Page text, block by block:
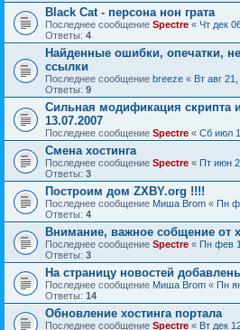
Black Cat - персона нон грата
Последнее сообщение Spectre « Чт дек
Ответы: 4
Найденные ошибки, опечатки,
ссылки
Последнее сообщение breeze « Вт авг
Ответы: 9
Сильная модификация скрипта
13.07.2007
Последнее сообщение Spectre « Сб июл
Смена хостинга
Последнее сообщение Spectre « Пт июн
Ответы: 3
Построим дом ZXBY.org !!!!
Последнее сообщение Миша Brom « Пн
Ответы: 4
Внимание, важное собщение от
Последнее сообщение Spectre « Пн фев
Ответы: 3
На страницу новостей
Последнее сообщение Миша Brom « Пн
Ответы: 14
Обновление хостинга портала
Последнее сообщение Spectre « Вт дек